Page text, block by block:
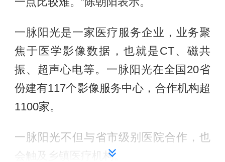
一脉阳光是一家医疗服务企业，业务聚
焦于医学影像数据，也就是CT、磁共
振、超声心电等。一脉阳光在全国20省
份建有117个影像服务中心，合作机构超
1100家。
一脉阳光不但与省市级别医院合作，也
会触及乡镇医疗机构。